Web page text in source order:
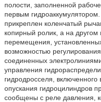
полости, заполненной
первым
прикреплен коленчатый
копирный ролик, а на другом
перемещения,
возможностью
соединенных
управления
гидродросселя,
опускания гидроцилиндров
сообщены с реле давления,